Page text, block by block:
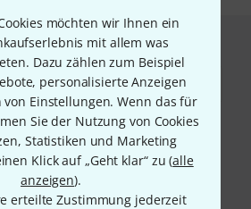
möchten wir Ihnen ein
mit allem was
Dazu zählen zum Beispiel
personalisierte Anzeigen
Einstellungen. Wenn das für
Sie der Nutzung von Cookies
Statistiken und Marketing
Klick auf „Geht klar“ zu (alle
anzeigen).
erteilte Zustimmung jederzeit
bezahlen
und sicher per Nachnahme,
Pay,Klarna Sofort bezahlen
Kreditkarte.